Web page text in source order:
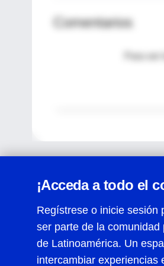
Comentarios
Para
¡Acceda a todo el
Regístrese o inicie sesión
ser parte de la
de Latinoamérica. Un
intercambiar experiencias
Centro de Ayuda
Términos y condiciones|